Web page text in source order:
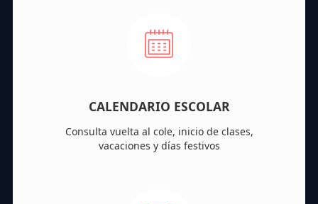
CALENDARIO ESCOLAR
Consulta vuelta al cole, inicio de clases,
vacaciones y días festivos